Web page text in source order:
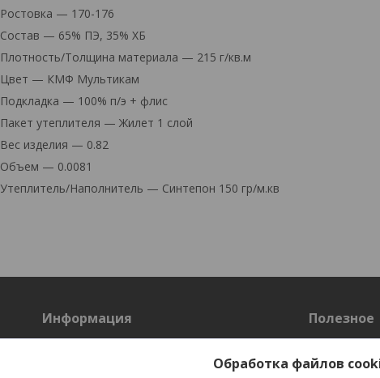
Ростовка — 170-176
Состав — 65% ПЭ, 35% ХБ
Плотность/Толщина материала — 215 г/кв.м
Цвет — КМФ Мультикам
Подкладка — 100% п/э + флис
Пакет утеплителя — Жилет 1 слой
Вес изделия — 0.82
Объем — 0.0081
Утеплитель/Наполнитель — Синтепон 150 гр/м.кв
Информация Полезное
Таблица
Обработка файлов